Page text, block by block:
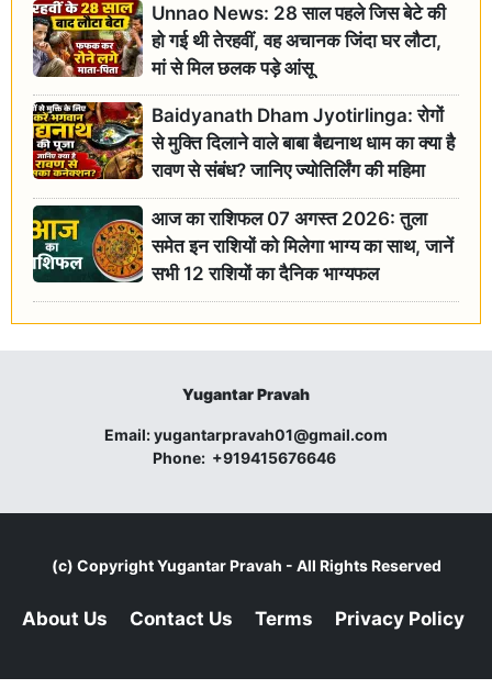
Unnao News: 28 साल पहले जिस बेटे की
हो गई थी तेरहवीं, वह अचानक जिंदा घर लौटा,
मां से मिल छलक पड़े आंसू
Baidyanath Dham Jyotirlinga: रोगों
से मुक्ति दिलाने वाले बाबा बैद्यनाथ धाम का क्या है
रावण से संबंध? जानिए ज्योतिर्लिंग की महिमा
आज का राशिफल 07 अगस्त 2026: तुला
समेत इन राशियों को मिलेगा भाग्य का साथ, जानें
सभी 12 राशियों का दैनिक भाग्यफल
Yugantar Pravah
Email:yugantarpravah01@gmail.com
Phone: +919415676646
(c) CopyrightYugantar Pravah - All Rights Reserved
About Us Contact Us Terms Privacy Policy